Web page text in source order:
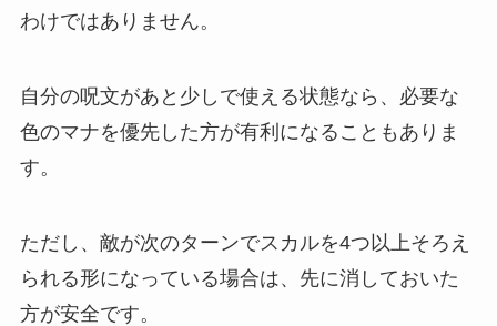
わけではありません。
自分の呪文があと少しで使える状態なら、必要な
色のマナを優先した方が有利になることもありま
す。
ただし、敵が次のターンでスカルを4つ以上そろえ
られる形になっている場合は、先に消しておいた
方が安全です。